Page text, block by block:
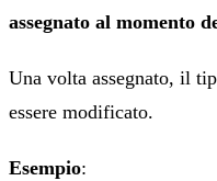
assegnato al momento
Una volta assegnato, il
essere modificato.
Esempio: